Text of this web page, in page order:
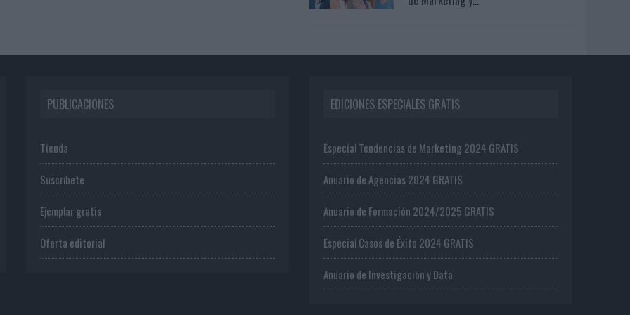
PUBLICACIONES
Tienda
Suscríbete
Ejemplar gratis
Oferta editorial
EDICIONES ESPECIALES GRATIS
Especial Tendencias de Marketing 2024 GRATIS
Anuario de Agencias 2024 GRATIS
Anuario de Formación 2024/2025 GRATIS
Especial Casos de Éxito 2024 GRATIS
Anuario de Investigación y Data